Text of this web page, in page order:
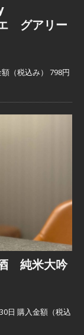
グアリー
（税込み） 798円
純米大吟
日 購入金額（税込